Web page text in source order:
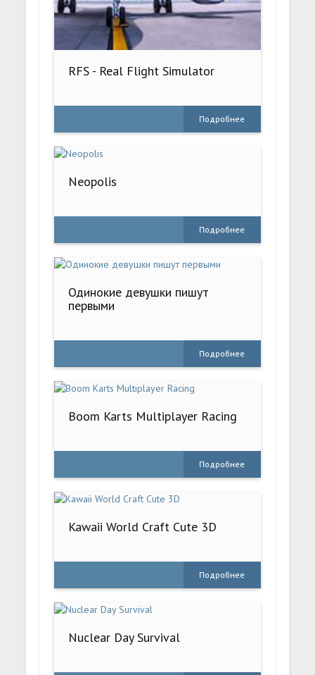
RFS - Real Flight Simulator
Подробнее
Neopolis
Подробнее
Одинокие девушки пишут
первыми
Подробнее
Boom Karts Multiplayer Racing
Подробнее
Kawaii World Craft Cute 3D
Подробнее
Nuclear Day Survival